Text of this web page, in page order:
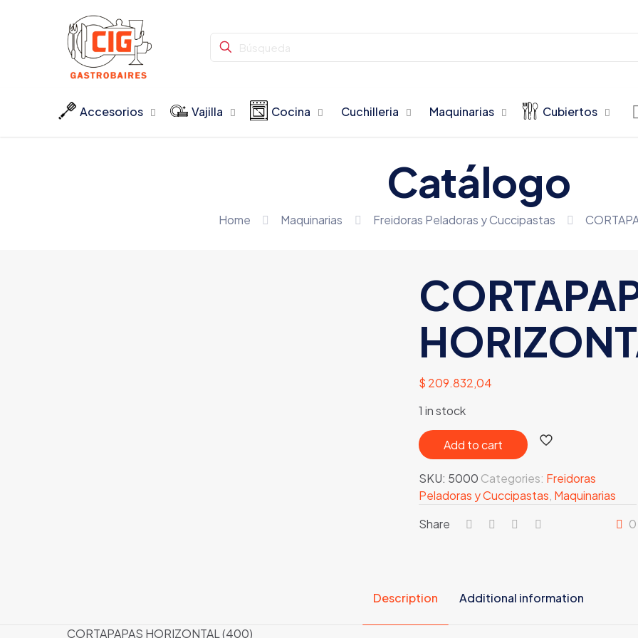
Accesorios Vajilla Cocina Cuchilleria Maquinarias Cubiertos
Catálogo
Home Maquinarias Freidoras Peladoras y Cuccipastas
$ 209.832,04
1 in stock
Add to cart
SKU: 5000 Categories: Freidoras
Peladoras y Cuccipastas, Maquinarias
Share
0
Description Additional information
CORTAPAPAS HORIZONTAL (400)